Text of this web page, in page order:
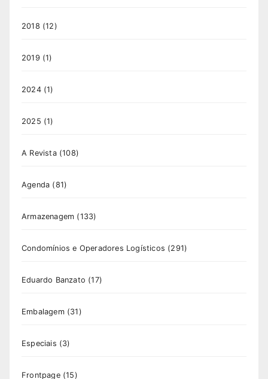
2018 (12)
2019 (1)
2024(1)
2025 (1)
A Revista(108)
Agenda (81)
Armazenagem (133)
Condomínios e Operadores Logísticos (291)
Eduardo Banzato (17)
Embalagem(31)
Especiais (3)
Frontpage(15)